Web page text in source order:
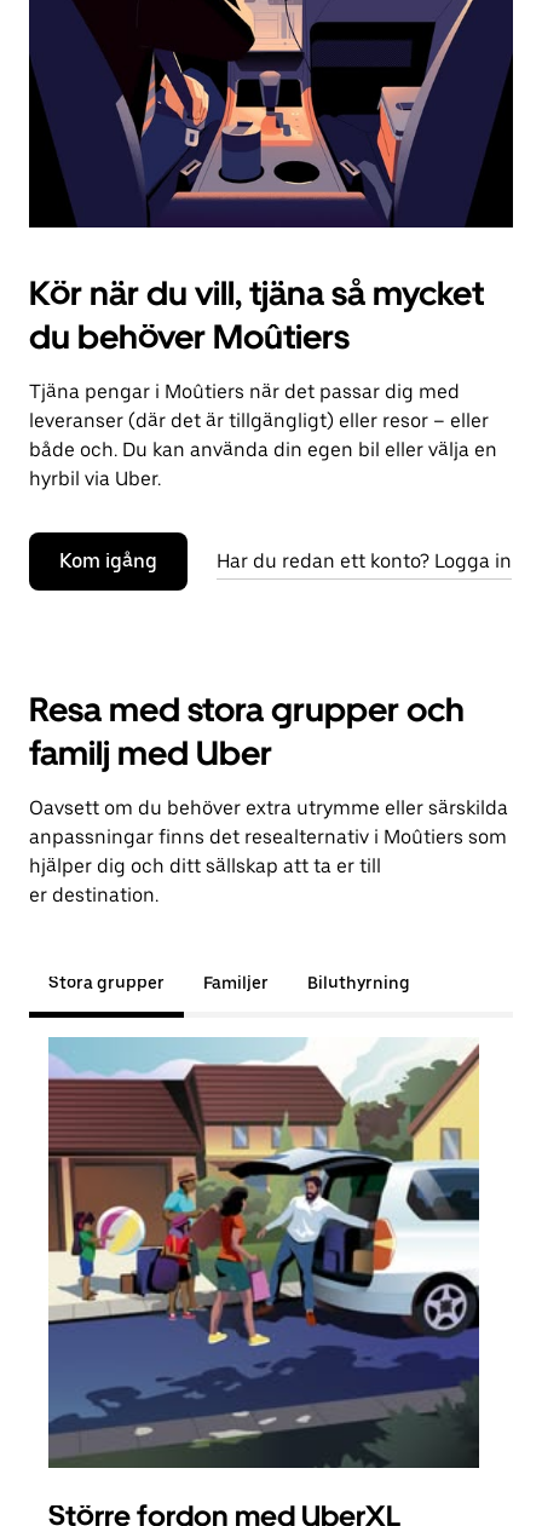
kalendern.
Kör när du vill, tjäna så mycket
du behöver Moûtiers
Tjäna pengar i Moûtiers när det passar dig med
leveranser (där det är tillgängligt) eller resor – eller
både och. Du kan använda din egen bil eller välja en
hyrbil via Uber.
Kom igång Har du redan ett konto? Logga in
Resa med stora grupper och
familj med Uber
Oavsett om du behöver extra utrymme eller särskilda
anpassningar finns det resealternativ i Moûtiers som
hjälper dig och ditt sällskap att ta er till
er destination.
Stora grupper Familjer Biluthyrning
Större fordon med UberXL